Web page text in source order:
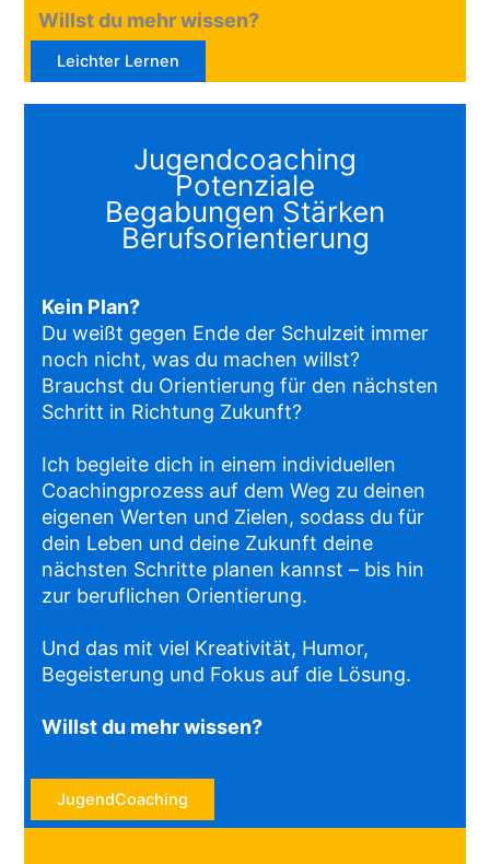
Willst du mehr wissen?
Leichter Lernen
Jugendcoaching
Potenziale
Begabungen Stärken
Berufsorientierung
Kein Plan?
Du weißt gegen Ende der Schulzeit immer
noch nicht, was du machen willst?
Brauchst du Orientierung für den nächsten
Schritt in Richtung Zukunft?
Ich begleite dich in einem individuellen
Coachingprozess auf dem Weg zu deinen
eigenen Werten und Zielen, sodass du für
dein Leben und deine Zukunft deine
nächsten Schritte planen kannst – bis hin
zur beruflichen Orientierung.
Und das mit viel Kreativität, Humor,
Begeisterung und Fokus auf die Lösung.
Willst du mehr wissen?
JugendCoaching